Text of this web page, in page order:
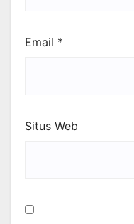
Email *
Situs Web